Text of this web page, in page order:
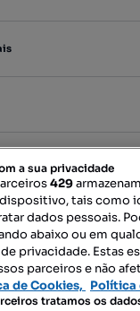
a sua privacidade
429
tais como
dados pessoais.
abaixo ou em
privacidade. Estas
parceiros e não
de Cookies, Política
tratamos os